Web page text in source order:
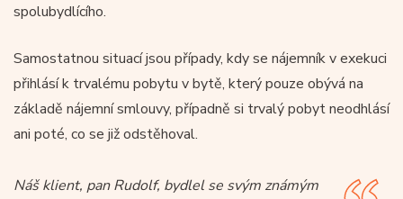
spolubydlícího.
Samostatnou situací jsou případy, kdy se nájemník v exekuci
přihlásí k trvalému pobytu v bytě, který pouze obývá na
základě nájemní smlouvy, případně si trvalý pobyt neodhlásí
ani poté, co se již odstěhoval.
Náš klient, pan Rudolf, bydlel se svým známým